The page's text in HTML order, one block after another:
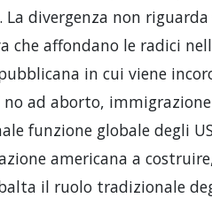
La divergenza non
che affondano le radici
in cui viene
ad aborto,
funzione globale degli
americana a
il ruolo tradizionale